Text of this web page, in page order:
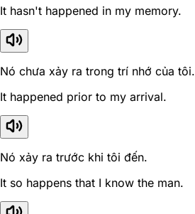
It hasn't happened in my memory.
Nó chưa xảy ra trong trí nhớ của tôi.
It happened prior to my arrival.
Nó xảy ra trước khi tôi đến.
It so happens that I know the man.